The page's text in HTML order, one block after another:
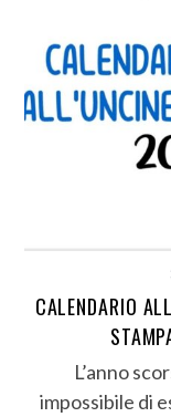
CALENDARIO
L’anno
impossibile di